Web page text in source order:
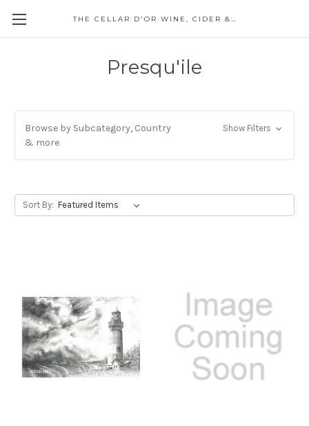
THE CELLAR D'OR WINE, CIDER & SPIRITS
Presqu'ile
Browse by Subcategory, Country
& more
Show Filters
Sort By: